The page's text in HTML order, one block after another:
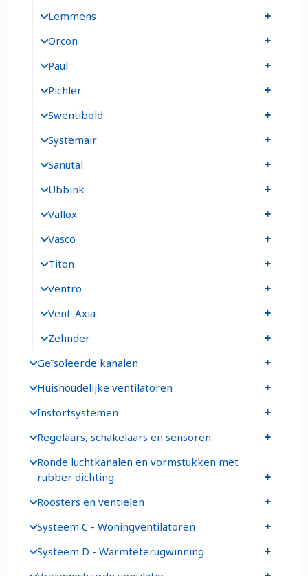
Lemmens
Orcon
Paul
Pichler
Swentibold
Systemair
Sanutal
Ubbink
Vallox
Vasco
Titon
Ventro
Vent-Axia
Zehnder
Geïsoleerde kanalen
Huishoudelijke ventilatoren
Instortsystemen
Regelaars, schakelaars en sensoren
Ronde luchtkanalen en vormstukken met
rubber dichting
Roosters en ventielen
Systeem C - Woningventilatoren
Systeem D - Warmteterugwinning